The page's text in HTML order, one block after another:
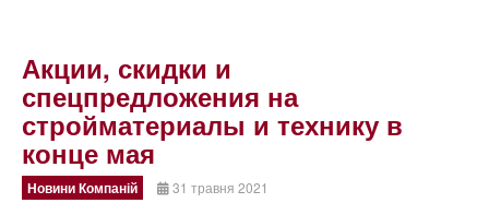
Акции, скидки и
спецпредложения на
стройматериалы и технику в
конце мая
Новини Компаній 31 травня 2021